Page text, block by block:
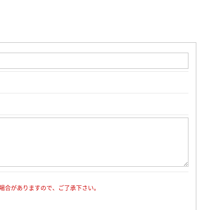
がありますので、ご了承下さい。